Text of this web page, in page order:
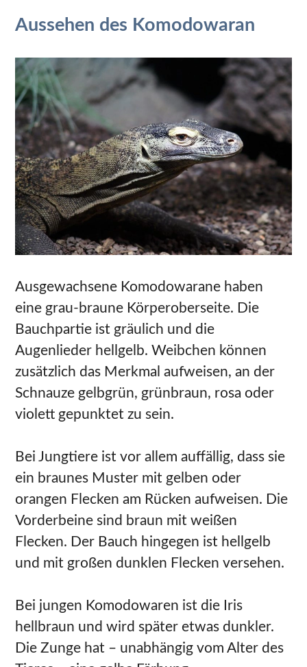
Aussehen des Komodowaran
Ausgewachsene Komodowarane haben
eine grau-braune Körperoberseite. Die
Bauchpartie ist gräulich und die
Augenlieder hellgelb. Weibchen können
zusätzlich das Merkmal aufweisen, an der
Schnauze gelbgrün, grünbraun, rosa oder
violett gepunktet zu sein.
Bei Jungtiere ist vor allem auffällig, dass sie
ein braunes Muster mit gelben oder
orangen Flecken am Rücken aufweisen. Die
Vorderbeine sind braun mit weißen
Flecken. Der Bauch hingegen ist hellgelb
und mit großen dunklen Flecken versehen.
Bei jungen Komodowaren ist die Iris
hellbraun und wird später etwas dunkler.
Die Zunge hat – unabhängig vom Alter des